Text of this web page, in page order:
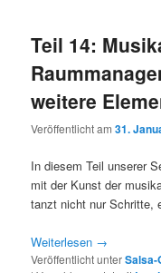
Teil 14:
weitere
Veröffentlicht am31.
In diesem Teil unserer
mit der Kunst der
tanzt nicht nur Schritte,
Weiterlesen →
Veröffentlicht unterSalsa-